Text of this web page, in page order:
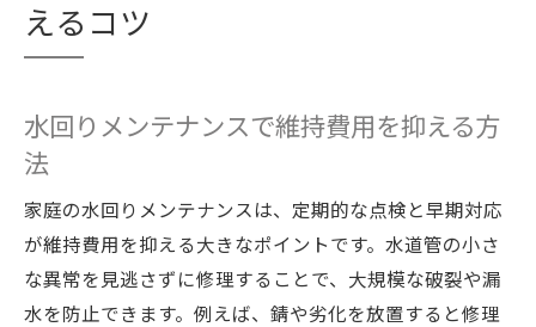
えるコツ
水回りメンテナンスで維持費用を抑える方
法
家庭の水回りメンテナンスは、定期的な点検と早期対応
が維持費用を抑える大きなポイントです。水道管の小さ
な異常を見逃さずに修理することで、大規模な破裂や漏
水を防止できます。例えば、錆や劣化を放置すると修理